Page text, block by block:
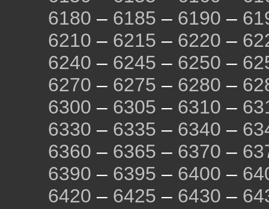
6180 – 6185 – 6190 –
6210 – 6215 – 6220 –
6240 – 6245 – 6250 –
6270 – 6275 – 6280 –
6300 – 6305 – 6310 –
6330 – 6335 – 6340 –
6360 – 6365 – 6370 –
6390 – 6395 – 6400 –
6420 – 6425 – 6430 –